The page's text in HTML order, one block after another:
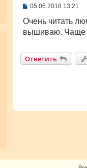
С
о
щ
и
е
05.06.2018 13:21
Очень читать
вышиваю. Чаще
Ответить